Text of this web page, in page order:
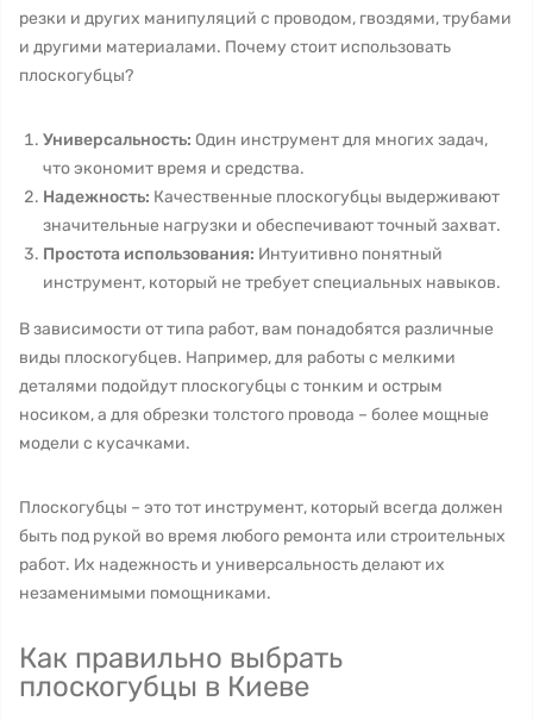
резки и других манипуляций с проводом, гвоздями, трубами
и другими материалами. Почему стоит использовать
плоскогубцы?
Универсальность: Один инструмент для многих задач,
что экономит время и средства.
Надежность: Качественные плоскогубцы выдерживают
значительные нагрузки и обеспечивают точный захват.
Простота использования: Интуитивно понятный
инструмент, который не требует специальных навыков.
В зависимости от типа работ, вам понадобятся различные
виды плоскогубцев. Например, для работы с мелкими
деталями подойдут плоскогубцы с тонким и острым
носиком, а для обрезки толстого провода – более мощные
модели с кусачками.
Плоскогубцы – это тот инструмент, который всегда должен
быть под рукой во время любого ремонта или строительных
работ. Их надежность и универсальность делают их
незаменимыми помощниками.
Как правильно выбрать
плоскогубцы в Киеве